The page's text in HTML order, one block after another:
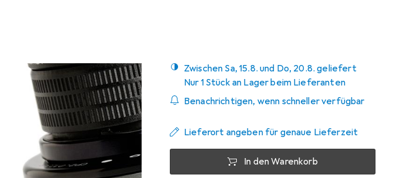
Zwischen Sa, 15.8. und Do, 20.8. geliefert
Nur 1 Stück an Lager beim Lieferanten
Benachrichtigen, wenn schneller verfügbar
Lieferort angeben für genaue Lieferzeit
In den Warenkorb